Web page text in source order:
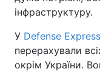
інфраструктуру.
У Defense Express
перерахували
окрім України.